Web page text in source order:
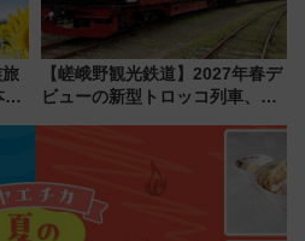
旅
の
【嵯峨野観光鉄道】2027年春デ
ビューの新型トロッコ列車、い